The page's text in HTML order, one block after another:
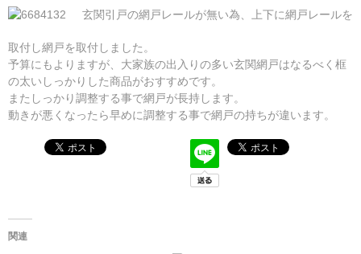
玄関引戸の網戸レールが無い為、上下に網戸レールを
取付し網戸を取付しました。
予算にもよりますが、大家族の出入りの多い玄関網戸はなるべく框
の太いしっかりした商品がおすすめです。
またしっかり調整する事で網戸が長持します。
動きが悪くなったら早めに調整する事で網戸の持ちが違います。
関連